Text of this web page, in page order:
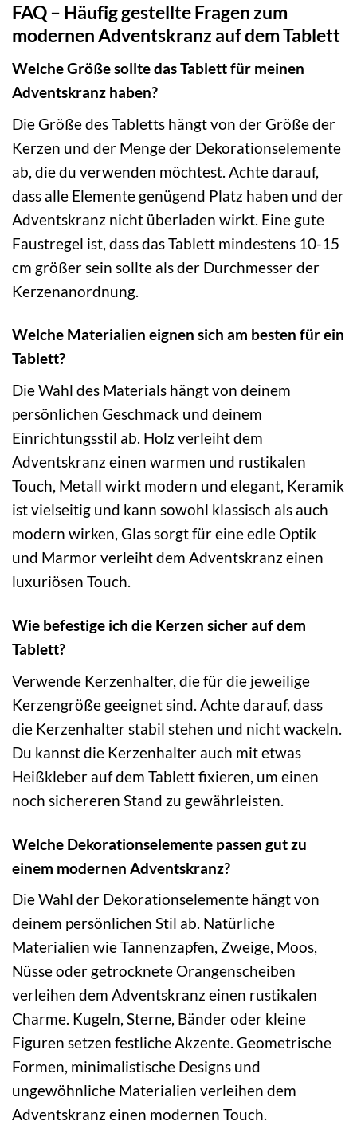
FAQ – Häufig gestellte Fragen zum
modernen Adventskranz auf dem Tablett
Welche Größe sollte das Tablett für meinen
Adventskranz haben?
Die Größe des Tabletts hängt von der Größe der
Kerzen und der Menge der Dekorationselemente
ab, die du verwenden möchtest. Achte darauf,
dass alle Elemente genügend Platz haben und der
Adventskranz nicht überladen wirkt. Eine gute
Faustregel ist, dass das Tablett mindestens 10-15
cm größer sein sollte als der Durchmesser der
Kerzenanordnung.
Welche Materialien eignen sich am besten für ein
Tablett?
Die Wahl des Materials hängt von deinem
persönlichen Geschmack und deinem
Einrichtungsstil ab. Holz verleiht dem
Adventskranz einen warmen und rustikalen
Touch, Metall wirkt modern und elegant, Keramik
ist vielseitig und kann sowohl klassisch als auch
modern wirken, Glas sorgt für eine edle Optik
und Marmor verleiht dem Adventskranz einen
luxuriösen Touch.
Wie befestige ich die Kerzen sicher auf dem
Tablett?
Verwende Kerzenhalter, die für die jeweilige
Kerzengröße geeignet sind. Achte darauf, dass
die Kerzenhalter stabil stehen und nicht wackeln.
Du kannst die Kerzenhalter auch mit etwas
Heißkleber auf dem Tablett fixieren, um einen
noch sichereren Stand zu gewährleisten.
Welche Dekorationselemente passen gut zu
einem modernen Adventskranz?
Die Wahl der Dekorationselemente hängt von
deinem persönlichen Stil ab. Natürliche
Materialien wie Tannenzapfen, Zweige, Moos,
Nüsse oder getrocknete Orangenscheiben
verleihen dem Adventskranz einen rustikalen
Charme. Kugeln, Sterne, Bänder oder kleine
Figuren setzen festliche Akzente. Geometrische
Formen, minimalistische Designs und
ungewöhnliche Materialien verleihen dem
Adventskranz einen modernen Touch.